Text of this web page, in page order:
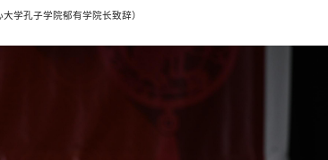
大学孔子学院郁有学院长致辞）